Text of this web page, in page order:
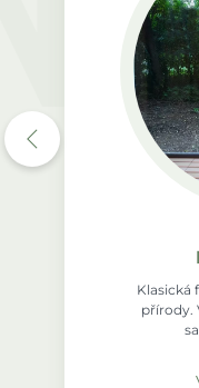
Klasická
přírody.